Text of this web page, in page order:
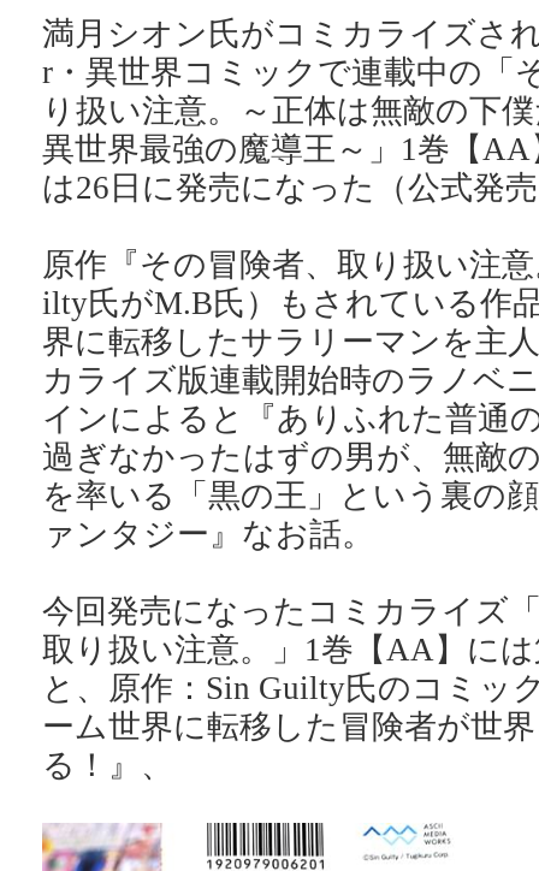
満月シオン氏がコミカライズさ
r・異世界コミックで連載中の「
り扱い注意。～正体は無敵の下
異世界最強の魔導王～」1巻【
は26日に発売になった（公式発
原作『その冒険者、取り扱い注
ilty氏がM.B氏）もされている作
界に転移したサラリーマンを主
カライズ版連載開始時のラノベ
インによると『ありふれた普通
過ぎなかったはずの男が、無敵
を率いる「黒の王」という裏の
ァンタジー』なお話。
今回発売になったコミカライズ
取り扱い注意。」1巻【AA】に
と、原作：Sin Guilty氏のコミッ
ーム世界に転移した冒険者が世
る！』、